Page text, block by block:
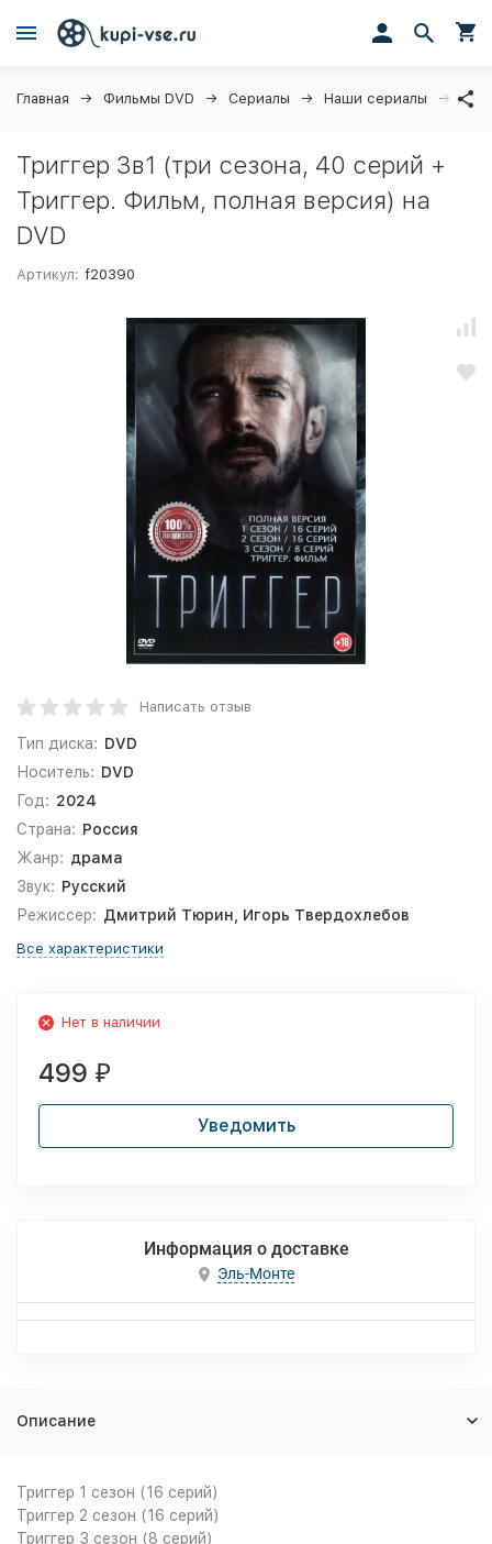
Главная Фильмы DVD Сериалы Наши сериалы
Триггер 3в1 (три сезона, 40 серий +
Триггер. Фильм, полная версия) на
DVD
Артикул: f20390
Написать отзыв
Тип диска: DVD
Носитель: DVD
Год: 2024
Страна: Россия
Жанр: драма
Звук: Русский
Режиссер: Дмитрий Тюрин, Игорь Твердохлебов
Все характеристики
Нет в наличии
499 ₽
Уведомить
Информация о доставке
Эль-Монте
Описание
Триггер 1 сезон (16 серий)
Триггер 2 сезон (16 серий)
Триггер 3 сезон (8 серий)